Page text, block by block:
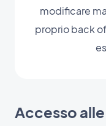
modificare
proprio back
Accesso